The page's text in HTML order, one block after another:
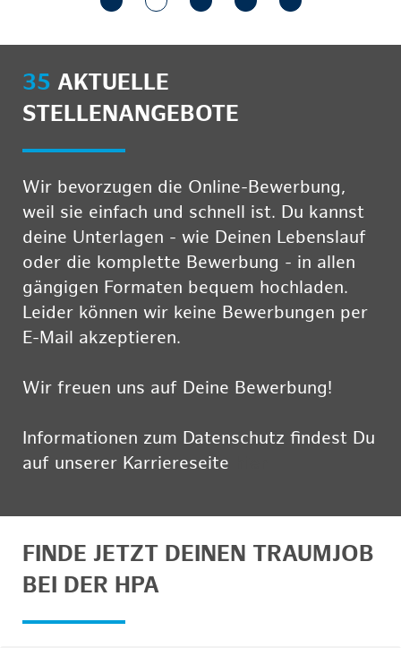
35 AKTUELLE
STELLENANGEBOTE
Wir bevorzugen die Online-Bewerbung,
weil sie einfach und schnell ist. Du kannst
deine Unterlagen - wie Deinen Lebenslauf
oder die komplette Bewerbung - in allen
gängigen Formaten bequem hochladen.
Leider können wir keine Bewerbungen per
E-Mail akzeptieren.
Wir freuen uns auf Deine Bewerbung!
Informationen zum Datenschutz findest Du
auf unserer Karriereseite
FINDE JETZT DEINEN TRAUMJOB
BEI DER HPA